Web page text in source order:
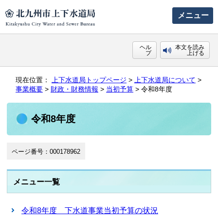
メニュー
ヘル
プ
本文を読み
上げる
現在位置： 上下水道局トップページ > 上下水道局について >
事業概要 > 財政・財務情報 > 当初予算 > 令和8年度
令和8年度
ページ番号：000178962
メニュー一覧
令和8年度 下水道事業当初予算の状況